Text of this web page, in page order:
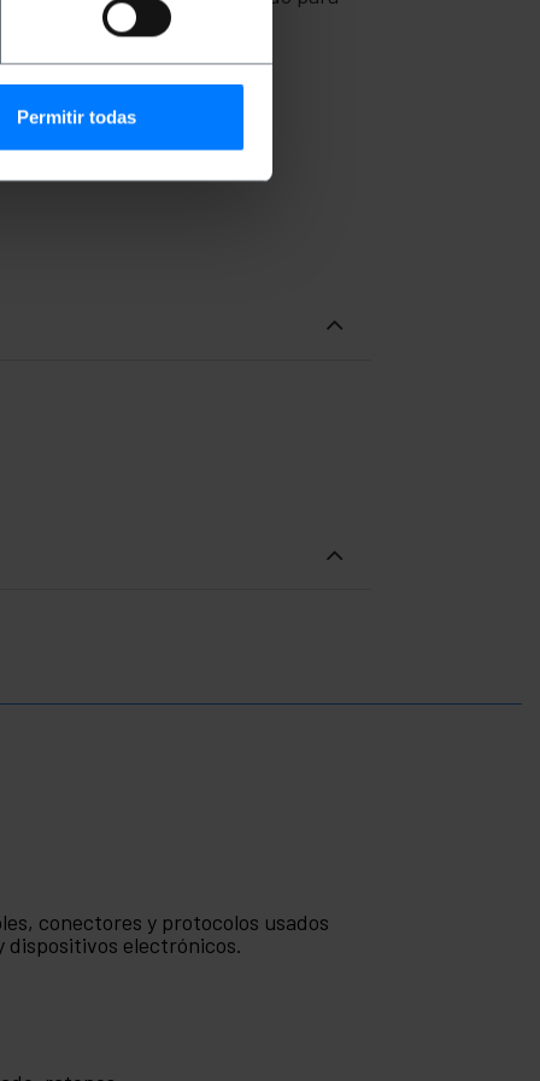
Permitir todas
electrónicos. Incorpora
(20W).
conectores y protocolos usados
dispositivos electrónicos.